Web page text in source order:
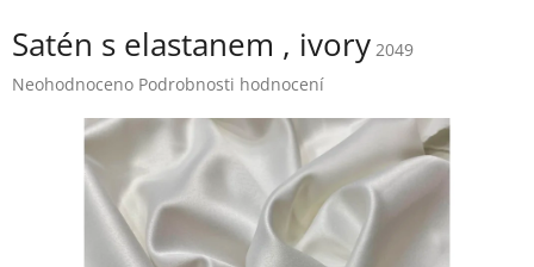
Satén s elastanem , ivory 2049
Průměrné
Neohodnoceno Podrobnosti hodnocení